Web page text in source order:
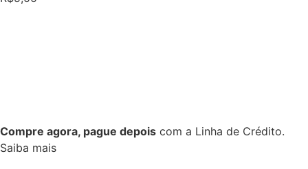
Compre agora, pague depois com a Linha de Crédito.
Saiba mais